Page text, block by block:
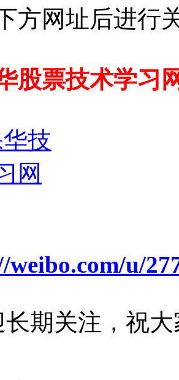
方网址后进行
股票技术学习
u/
期关注，祝大